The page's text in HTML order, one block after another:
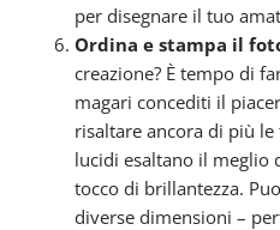
per disegnare il tuo
Ordina e stampa il
creazione? È tempo di
magari concediti il
risaltare ancora di più
lucidi esaltano il meglio
tocco di brillantezza.
diverse dimensioni –